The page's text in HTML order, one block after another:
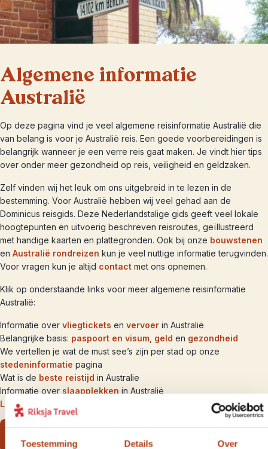
Toestemming Details Over
Algemene informatie
Australië
Op deze pagina vind je veel algemene reisinformatie Australië die
van belang is voor je Australië reis. Een goede voorbereidingen is
belangrijk wanneer je een verre reis gaat maken. Je vindt hier tips
over onder meer gezondheid op reis, veiligheid en geldzaken.
Zelf vinden wij het leuk om ons uitgebreid in te lezen in de
bestemming. Voor Australië hebben wij veel gehad aan de
Dominicus reisgids. Deze Nederlandstalige gids geeft veel lokale
hoogtepunten en uitvoerig beschreven reisroutes, geïllustreerd
met handige kaarten en plattegronden. Ook bij onze bouwstenen
en Australië rondreizen kun je veel nuttige informatie terugvinden.
Voor vragen kun je altijd contact met ons opnemen.
Klik op onderstaande links voor meer algemene reisinformatie
Australië:
Informatie over vliegtickets en vervoer in Australië
Belangrijke basis: paspoort en visum geld en gezondheid
We vertellen je wat de must see’s zijn per stad op onze
stedeninformatie pagina
Wat is de beste reistijd in Australie
Informatie over slaapplekken in Australië
Logische reisroutes